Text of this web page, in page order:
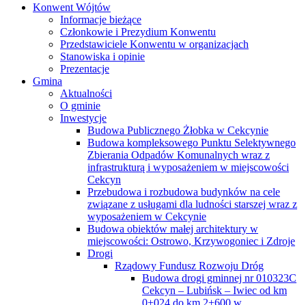
Konwent Wójtów
Informacje bieżące
Członkowie i Prezydium Konwentu
Przedstawiciele Konwentu w organizacjach
Stanowiska i opinie
Prezentacje
Gmina
Aktualności
O gminie
Inwestycje
Budowa Publicznego Żłobka w Cekcynie
Budowa kompleksowego Punktu Selektywnego
Zbierania Odpadów Komunalnych wraz z
infrastrukturą i wyposażeniem w miejscowości
Cekcyn
Przebudowa i rozbudowa budynków na cele
związane z usługami dla ludności starszej wraz z
wyposażeniem w Cekcynie
Budowa obiektów małej architektury w
miejscowości: Ostrowo, Krzywogoniec i Zdroje
Drogi
Rządowy Fundusz Rozwoju Dróg
Budowa drogi gminnej nr 010323C
Cekcyn – Lubińsk – Iwiec od km
0+024 do km 2+600 w